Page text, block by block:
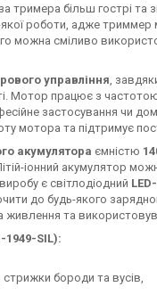
тримера більш гострі та
роботи, адже триммер
можна сміливо
управління,
Мотор працює з
застосування чи
мотора та підтримує
акумулятора ємністю
іонний акумулятор
є світлодіодний
до будь-якого
та
1949-SIL):
бороди та вусів,